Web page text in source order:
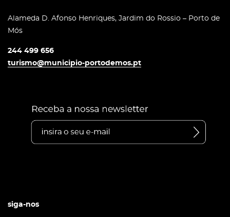
Alameda D. Afonso Henriques, Jardim do Rossio – Porto de
Mós
244 499 656
turismo@municipio-portodemos.pt
siga-nos